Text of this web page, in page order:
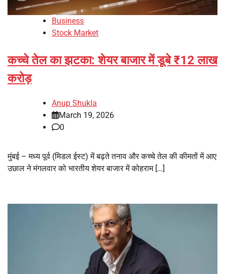
Business
Stock Market
कच्चे तेल का झटका: शेयर बाजार में डूबे ₹12 लाख
करोड़
Anup Shukla
March 19, 2026
0
मुंबई – मध्य पूर्व (मिडल ईस्ट) में बढ़ते तनाव और कच्चे तेल की कीमतों में आए
उछाल ने मंगलवार को भारतीय शेयर बाजार में कोहराम […]